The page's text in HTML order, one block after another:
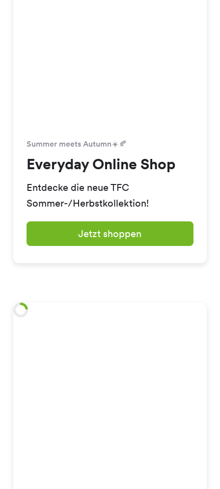
Summer meets Autumn☀️🍂
Everyday Online Shop
Entdecke die neue TFC
Sommer-/Herbstkollektion!
Jetzt shoppen